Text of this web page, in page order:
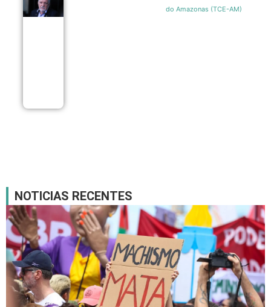
do Amazonas (TCE-AM)
NOTICIAS RECENTES